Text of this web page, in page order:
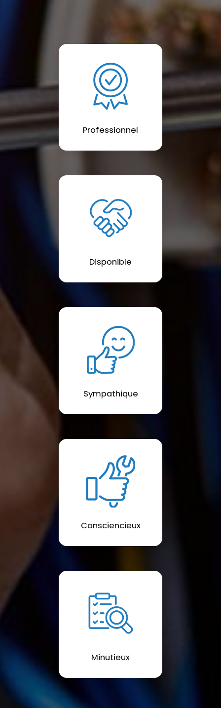
Professionnel
Disponible
Sympathique
Consciencieux
Minutieux